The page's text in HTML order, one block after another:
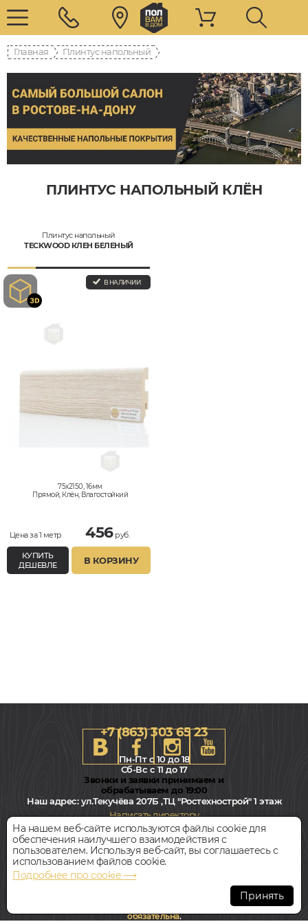
Главная Плинтус напольный
ПЛИНТУС НАПОЛЬНЫЙ КЛЁН
Плинтус напольный
TECKWOOD КЛЕН БЕЛЕНЫЙ
В НАЛИЧИИ
75x2150, 16мм
Прямой, Клён, Влагостойкий
Цена за 1 метр 456руб.
КУПИТЬ
ДЕШЕВЛЕ
В КОРЗИНУ
+7 (863) 303 65 23
Пн-Пт с 10 до 18
Сб-Вс с 11 до 17
Звонки и заявки принимаем и
обрабатываем до 19:00
Наш адрес:ул.Текучёва 207Б ,ТЦ "Ростехнострой" 1 этаж
Написать директору
Всегда свободная парковка
© Интернет-магазин Polvamvdom.ru 2011-2026. Все права
При копировании материалов прямая ссылка на сайт
обязательна.
На нашем веб-сайте используются файлы cookie для
обеспечения наилучшего взаимодействия с
пользователем. Используя веб-сайт, вы соглашаетесь с
использованием файлов cookie.
Подробнее про cookie ⟶
Принять